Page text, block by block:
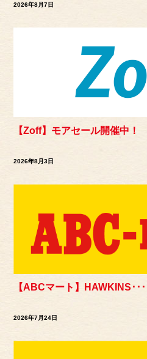
2026年8月7日
【Zoff】モアセール開催中！
2026年8月3日
【ABCマート】HAWKINS･･･
2026年7月24日